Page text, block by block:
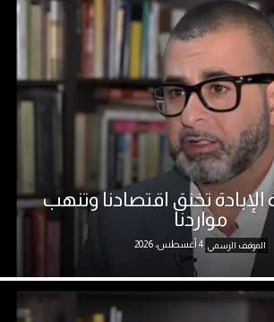
الإبادة تخنق اقتصادنا وتنهب
مواردنا
الموقف الرسمي 4 أغسطس، 2026